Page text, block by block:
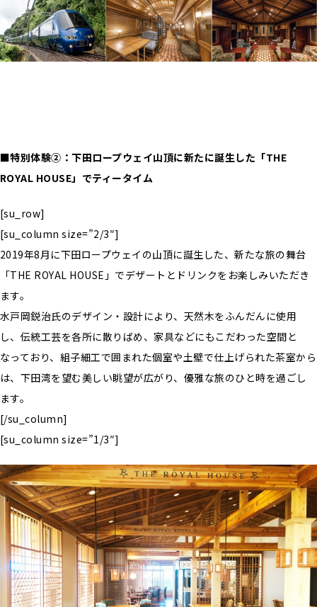
■特別体験②：下田ロープウェイ山頂に新たに誕生した「THE
ROYAL HOUSE」でティータイム
[su_row]
[su_column size=”2/3″]
2019年8月に下田ロープウェイの山頂に誕生した、新たな旅の舞台
「THE ROYAL HOUSE」でデザートとドリンクをお楽しみいただき
ます。
水戸岡鋭治氏のデザイン・設計により、天然木をふんだんに使用
し、伝統工芸を各所に散りばめ、家具などにもこだわった空間と
なっており、組子細工で囲まれた個室や土壁で仕上げられた茶室から
は、下田湾を望む美しい眺望が広がり、優雅な旅のひと時を過ごし
ます。
[/su_column]
[su_column size=”1/3″]